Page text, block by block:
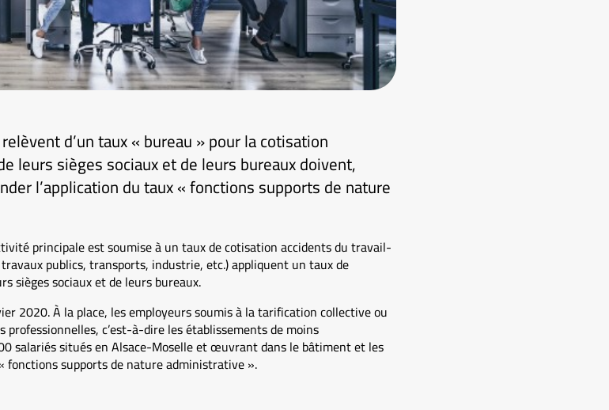
d’un taux « bureau » pour la cotisation
leurs sièges sociaux et de leurs bureaux doivent,
l’application du taux « fonctions supports de nature
principale est soumise à un taux de cotisation accidents du travail-
publics, transports, industrie, etc.) appliquent un taux de
sièges sociaux et de leurs bureaux.
2020. À la place, les employeurs soumis à la tarification collective ou
c’est-à-dire les établissements de moins
salariés situés en Alsace-Moselle et œuvrant dans le bâtiment et les
supports de nature administrative ».